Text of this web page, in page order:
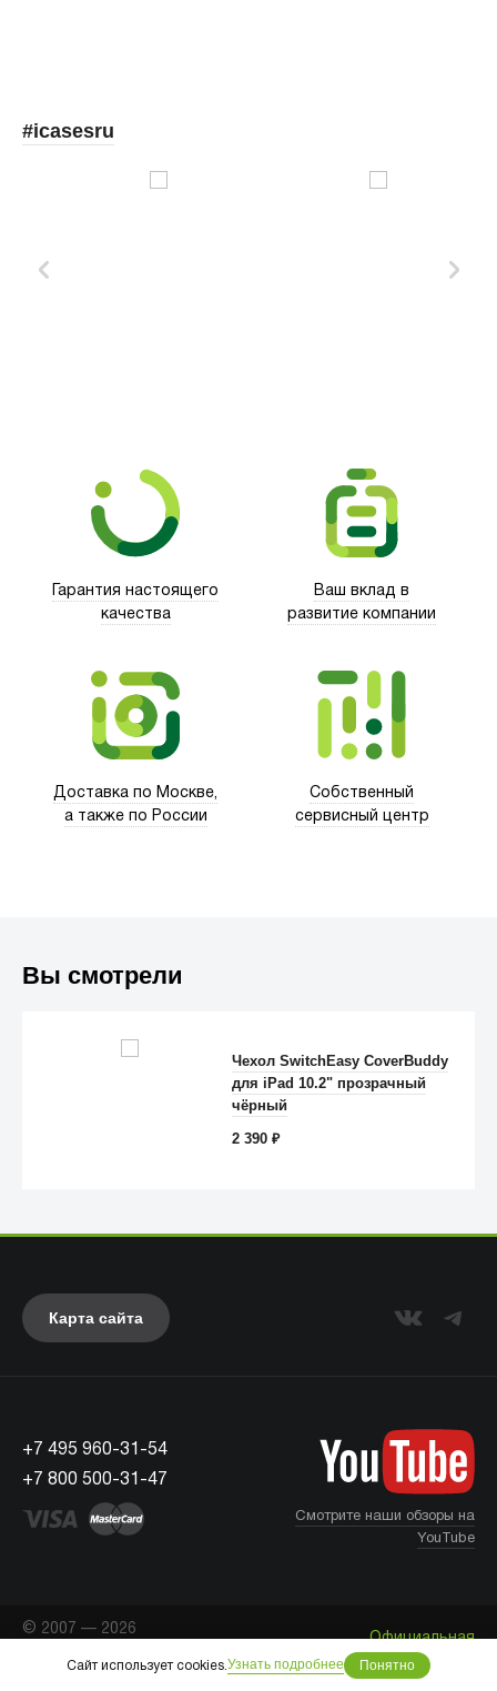
Anker
#icasesru
Гарантия настоящего
качества
Ваш вклад в
развитие компании
Доставка по Москве,
а также по России
Собственный
сервисный центр
Вы смотрели
Чехол SwitchEasy CoverBuddy
для iPad 10.2" прозрачный
чёрный
2 390₽
Карта сайта
+7 495 960-31-54
+7 800 500-31-47
Смотрите наши обзоры на
YouTube
© 2007 — 2026
защищены.
Официальная
информация
Сайт использует cookies. Узнать подробнее Понятно